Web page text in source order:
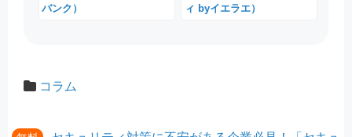
バンク）
ィ byイエラエ）
コラム